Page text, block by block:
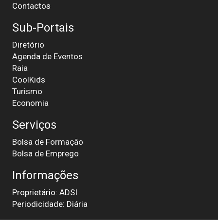
Contactos
Sub-Portais
Diretório
Agenda de Eventos
Raia
CoolKids
Turismo
Economia
Serviços
Bolsa de Formação
Bolsa de Emprego
Informações
Proprietário: ADSI
Periodicidade: Diária